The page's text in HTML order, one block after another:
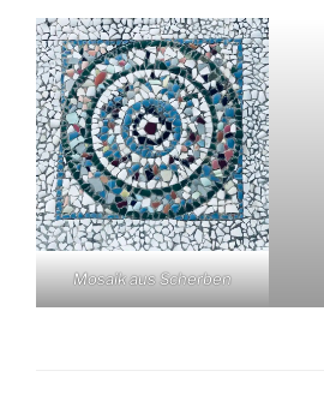
Mosaik aus Scherben